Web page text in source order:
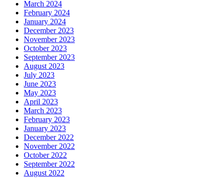
March 2024
February 2024
January 2024
December 2023
November 2023
October 2023
September 2023
August 2023
July 2023
June 2023
May 2023
April 2023
March 2023
February 2023
January 2023
December 2022
November 2022
October 2022
September 2022
August 2022